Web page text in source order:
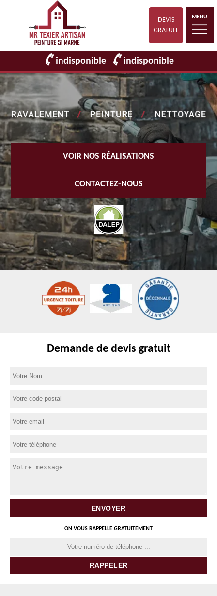
DEVIS
GRATUIT
MENU
indisponible indisponible
VOIR NOS RÉALISATIONS
CONTACTEZ-NOUS
Demande de devis gratuit
ON VOUS RAPPELLE GRATUITEMENT